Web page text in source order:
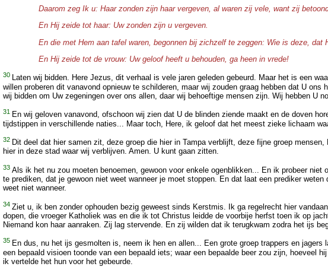
Daarom zeg Ik u: Haar zonden zijn haar vergeven, al waren zij vele, want zij
En Hij zeide tot haar: Uw zonden zijn u vergeven.
En die met Hem aan tafel waren, begonnen bij zichzelf te zeggen: Wie is deze, dat
En Hij zeide tot de vrouw: Uw geloof heeft u behouden, ga heen in vrede!
30 Laten wij bidden. Here Jezus, dit verhaal is vele jaren geleden gebeurd. Maar het is een
willen proberen dit vanavond opnieuw te schilderen, maar wij zouden graag hebben dat U
wij bidden om Uw zegeningen over ons allen, daar wij behoeftige mensen zijn. Wij hebben U
31
En wij geloven vanavond, ofschoon wij zien dat U de blinden ziende maakt en de doven
tijdstippen in verschillende naties... Maar toch, Here, ik geloof dat het meest zieke lichaam
32 Dit deel dat hier samen zit, deze groep die hier in Tampa verblijft, deze fijne groep
hier in deze stad waar wij verblijven. Amen. U kunt gaan zitten.
33 Als ik het nu zou moeten benoemen, gewoon voor enkele ogenblikken... En ik probeer
te prediken, dat je gewoon niet weet wanneer je moet stoppen. En dat laat een prediker
weet niet wanneer.
34 Ziet u, ik ben zonder ophouden bezig geweest sinds Kerstmis. Ik ga regelrecht hier
dopen, die vroeger Katholiek was en die ik tot Christus leidde de voorbije herfst toen ik op
Niemand kon haar aanraken. Zij lag stervende. En zij wilden dat ik terugkwam zodra het ijs
35 En dus, nu het ijs gesmolten is, neem ik hen en allen... Een grote groep trappers en
een bepaald visioen toonde van een bepaald iets; waar een bepaalde beer zou zijn, hoeveel
ik vertelde het hun voor het gebeurde.